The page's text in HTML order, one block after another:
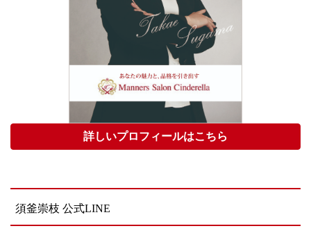
詳しいプロフィールはこちら
須釜崇枝 公式LINE